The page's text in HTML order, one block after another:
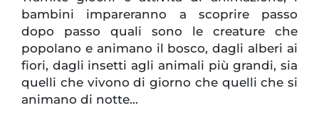
bambini impareranno a scoprire passo
dopo passo quali sono le creature che
popolano e animano il bosco, dagli alberi ai
fiori, dagli insetti agli animali più grandi, sia
quelli che vivono di giorno che quelli che si
animano di notte…